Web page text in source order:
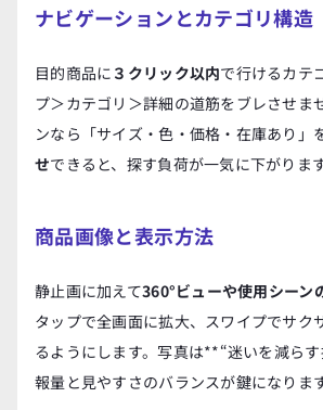
ナビゲーションとカテゴリ構造
目的商品に ３クリック以内で行けるカテ
プ＞カテゴリ＞詳細の道筋をブレさせま
ンなら「サイズ・色・価格・在庫あり」
せできると、探す負荷が一気に下がります
商品画像と表示方法
静止画に加えて360°ビューや使用シーン
タップで全画面に拡大、スワイプでサク
るようにします。写真は**“迷いを減ら
報量と見やすさのバランスが鍵になります